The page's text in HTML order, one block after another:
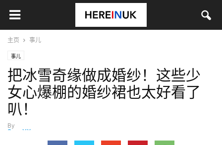
主页 事儿
事儿
把冰雪奇缘做成婚纱！这些少
女心爆棚的婚纱裙也太好看了
叭！
By
SongYX